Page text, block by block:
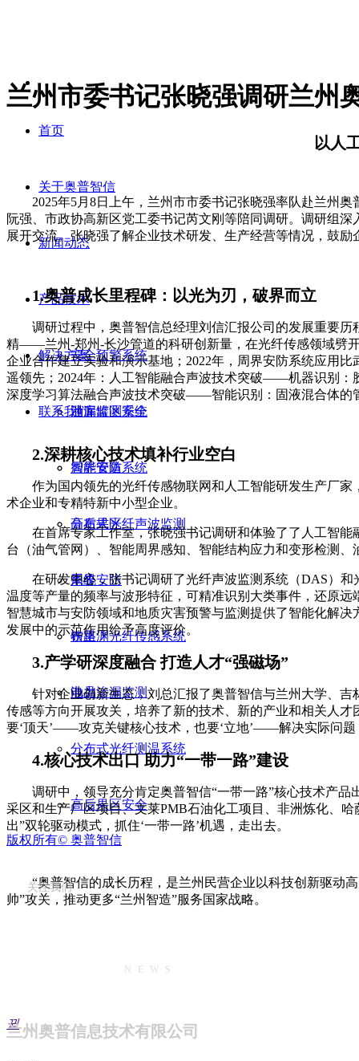
首页
关于奥普智信
新闻动态
产品技术
安全预警系统
泄漏监测系统
周界安防系统
分布式光纤声波监测
系统
布里渊光纤传感系统
油品渗漏监测
分布式光纤测温系统
高后果区安全
解决方案
油库罐区安全
智能管道
高后果区
周界安防
铁路
电力
联系我们
兰州市委书记张晓强调研兰州
以人
2025年5月8日上午，兰州市市委书记张晓强率队赴兰州
阮强、市政协高新区党工委书记芮文刚等陪同调研。调研组
展开交流。张晓强了解企业技术研发、生产经营等情况，鼓
1.奥普成长里程碑：以光为刃，破界而立
调研过程中，奥普智信总经理刘信汇报公司的发展重要
精——兰州-郑州-长沙管道的科研创新量，在光纤传感领域劈
企业合作建立实验和演示基地；2022年，周界安防系统应
遥领先；2024年：人工智能融合声波技术突破——机器识别：
深度学习算法融合声波技术突破——智能识别：固液混合体的
2.深耕核心技术填补行业空白
作为国内领先的光纤传感物联网和人工智能研发生产厂
术企业和专精特新中小型企业。
在首席专家工作室，张晓强书记调研和体验了了人工智
台（油气管网）、智能周界感知、智能结构应力和变形检测
在研发中心，张书记调研了光纤声波监测系统（DAS）
温度等产量的频率与波形特征，可精准识别大类事件，还原
智慧城市与安防领域和地质灾害预警与监测提供了智能化解
发展中的示范作用给予高度评价。
3.产学研深度融合 打造人才“强磁场”
针对企业创新生态，刘总汇报了奥普智信与兰州大学、
传感等方向开展攻关，培养了新的技术、新的产业和相关人
要‘顶天’——攻克关键核心技术，也要‘立地’——解决实际问
4.核心技术出口 助力“一带一路”建设
调研中，领导充分肯定奥普智信“一带一路”核心技术产
采区和生产厂区项目、文莱PMB石油化工项目、非洲炼化、
出”双轮驱动模式，抓住‘一带一路’机遇，走出去。
“奥普智信的成长历程，是兰州民营企业以科技创新驱动
帅”攻关，推动更多“兰州智造”服务国家战略。
NEWS
뀓
版权所有© 奥普智信
关注我们
兰州奥普信息技术有限公司